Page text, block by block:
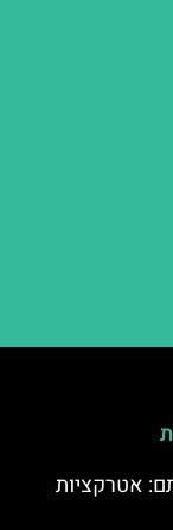
אטרקציות